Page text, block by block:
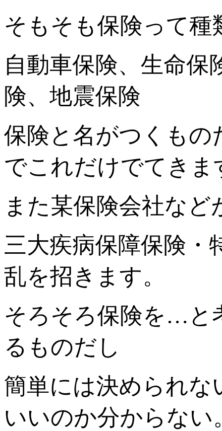
そもそも保険って
自動車保険、生命保
険、地震保険
保険と名がつくも
でこれだけでてきま
また某保険会社な
三大疾病保障保険・
乱を招きます。
そろそろ保険を…と
るものだし
簡単には決められ
いいのか分からない